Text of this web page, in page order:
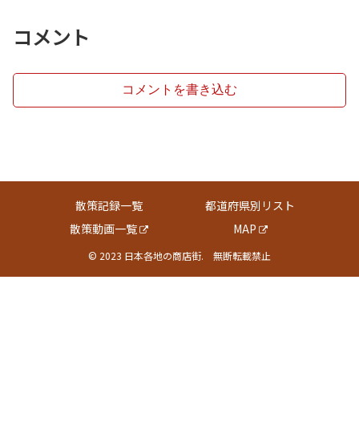
コメント
コメントを書き込む
散策記録一覧
都道府県別リスト
散策動画一覧
MAP
© 2023 日本各地の商店街. 無断転載禁止